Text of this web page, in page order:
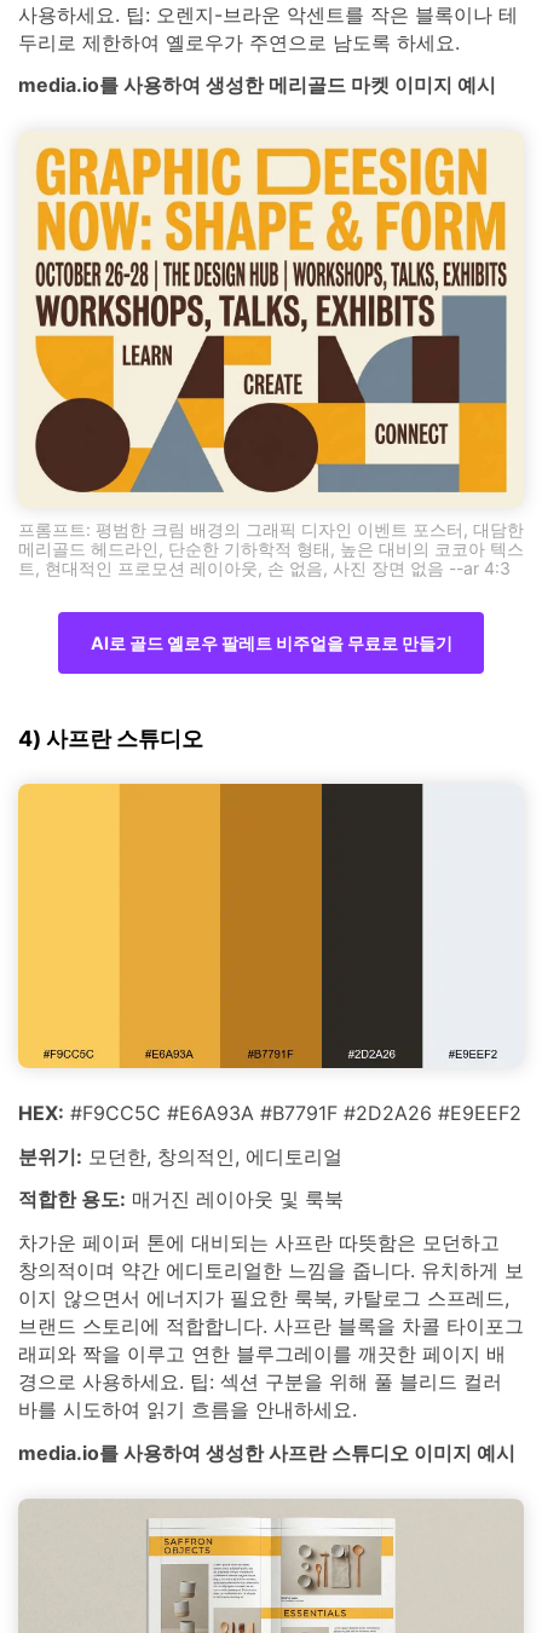
사용하세요. 팁: 오렌지-브라운 악센트를 작은 블록이나 테
두리로 제한하여 옐로우가 주연으로 남도록 하세요.
media.io를 사용하여 생성한 메리골드 마켓 이미지 예시
프롬프트: 평범한 크림 배경의 그래픽 디자인 이벤트 포스터, 대담한
메리골드 헤드라인, 단순한 기하학적 형태, 높은 대비의 코코아 텍스
트, 현대적인 프로모션 레이아웃, 손 없음, 사진 장면 없음 --ar 4:3
AI로 골드 옐로우 팔레트 비주얼을 무료로 만들기
4) 사프란 스튜디오
HEX: #F9CC5C #E6A93A #B7791F #2D2A26 #E9EEF2
분위기: 모던한, 창의적인, 에디토리얼
적합한 용도: 매거진 레이아웃 및 룩북
차가운 페이퍼 톤에 대비되는 사프란 따뜻함은 모던하고
창의적이며 약간 에디토리얼한 느낌을 줍니다. 유치하게 보
이지 않으면서 에너지가 필요한 룩북, 카탈로그 스프레드,
브랜드 스토리에 적합합니다. 사프란 블록을 차콜 타이포그
래피와 짝을 이루고 연한 블루그레이를 깨끗한 페이지 배
경으로 사용하세요. 팁: 섹션 구분을 위해 풀 블리드 컬러
바를 시도하여 읽기 흐름을 안내하세요.
media.io를 사용하여 생성한 사프란 스튜디오 이미지 예시